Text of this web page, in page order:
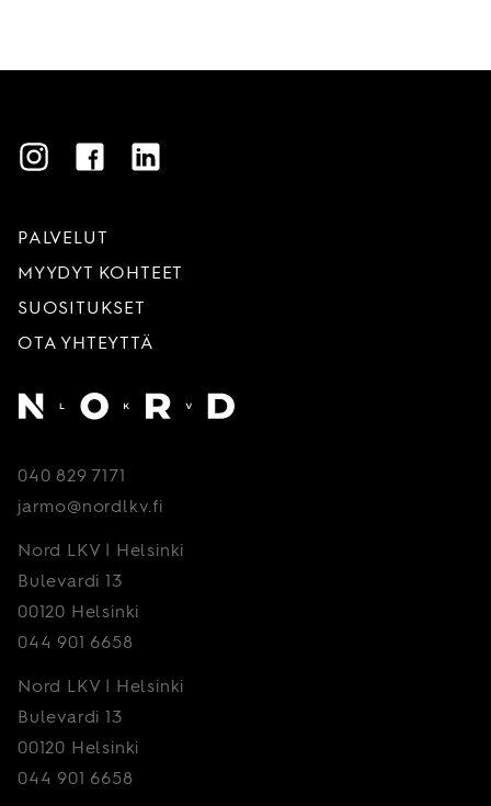
InstagramFacebook
PALVELUT
MYYDYT KOHTEET
SUOSITUKSET
OTA YHTEYTTÄ
040 829 7171
jarmo@nordlkv.fi
Nord LKV | Helsinki
Bulevardi 13
00120 Helsinki
044 901 6658
Nord LKV | Helsinki
Bulevardi 13
00120 Helsinki
044 901 6658